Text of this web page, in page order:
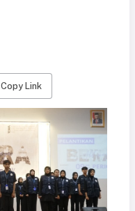
Copy Link